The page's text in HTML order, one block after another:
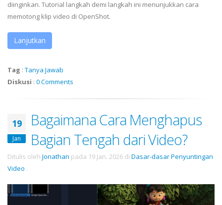
diinginkan. Tutorial langkah demi langkah ini menunjukkan cara
memotong klip video di OpenShot.
Lanjutkan
Tag : Tanya Jawab
Diskusi : 0 Comments
19
Jan
Bagaimana Cara Menghapus
Bagian Tengah dari Video?
Ditulis oleh Jonathan pada 19 Jan. 2026 di Dasar-dasar Penyuntingan
Video .